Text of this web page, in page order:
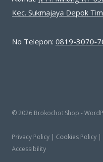
Kec. Sukmajaya Depok
No Telepon: 0819-3070-
© 2026 Brokochot Shop -
Privacy Policy | Cookies Policy
Accessibility